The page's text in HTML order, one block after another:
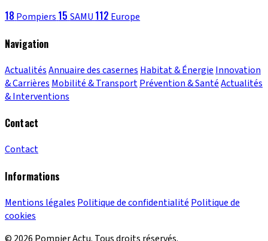
18 Pompiers 15 SAMU 112 Europe
Navigation
ActualitésAnnuaire des casernes Habitat & Énergie Innovation
& Carrières Mobilité & TransportPrévention & SantéActualités
& Interventions
Contact
Contact
Informations
Mentions légales Politique de confidentialité Politique de
cookies